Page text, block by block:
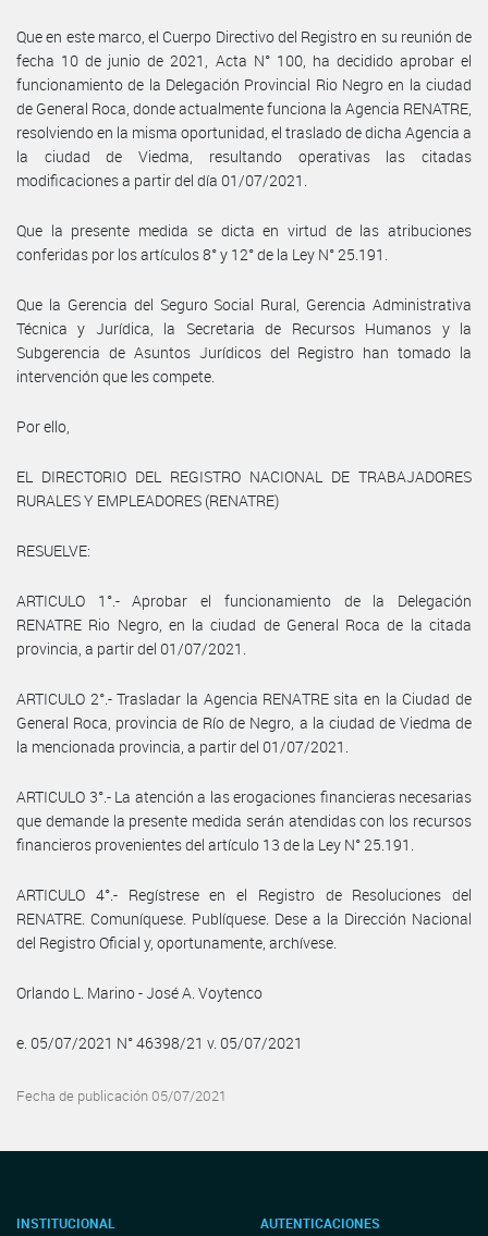
Que en este marco, el Cuerpo Directivo del Registro en su reunión de
fecha 10 de junio de 2021, Acta N° 100, ha decidido aprobar el
funcionamiento de la Delegación Provincial Rio Negro en la ciudad
de General Roca, donde actualmente funciona la Agencia RENATRE,
resolviendo en la misma oportunidad, el traslado de dicha Agencia a
la ciudad de Viedma, resultando operativas las citadas
modificaciones a partir del día 01/07/2021.
Que la presente medida se dicta en virtud de las atribuciones
conferidas por los artículos 8° y 12° de la Ley N° 25.191.
Que la Gerencia del Seguro Social Rural, Gerencia Administrativa
Técnica y Jurídica, la Secretaria de Recursos Humanos y la
Subgerencia de Asuntos Jurídicos del Registro han tomado la
intervención que les compete.
Por ello,
EL DIRECTORIO DEL REGISTRO NACIONAL DE TRABAJADORES
RURALES Y EMPLEADORES (RENATRE)
RESUELVE:
ARTICULO 1°.- Aprobar el funcionamiento de la Delegación
RENATRE Rio Negro, en la ciudad de General Roca de la citada
provincia, a partir del 01/07/2021.
ARTICULO 2°.- Trasladar la Agencia RENATRE sita en la Ciudad de
General Roca, provincia de Río de Negro, a la ciudad de Viedma de
la mencionada provincia, a partir del 01/07/2021.
ARTICULO 3°.- La atención a las erogaciones financieras necesarias
que demande la presente medida serán atendidas con los recursos
financieros provenientes del artículo 13 de la Ley N° 25.191.
ARTICULO 4°.- Regístrese en el Registro de Resoluciones del
RENATRE. Comuníquese. Publíquese. Dese a la Dirección Nacional
del Registro Oficial y, oportunamente, archívese.
Orlando L. Marino - José A. Voytenco
e. 05/07/2021 N° 46398/21 v. 05/07/2021
Fecha de publicación 05/07/2021
INSTITUCIONAL AUTENTICACIONES